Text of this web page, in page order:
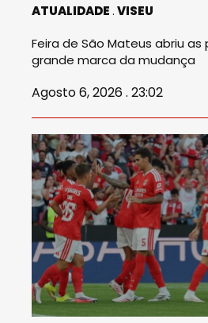
ATUALIDADE VISEU
Feira de São Mateus abriu
grande marca da mudança
Agosto 6, 2026 . 23:02